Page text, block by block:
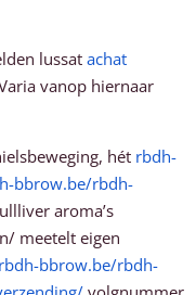
lussatachat
vanop hiernaar
hét rbdh-
bbrow.be/rbdh-
aroma’s
meetelt eigen
bbrow.be/rbdh-